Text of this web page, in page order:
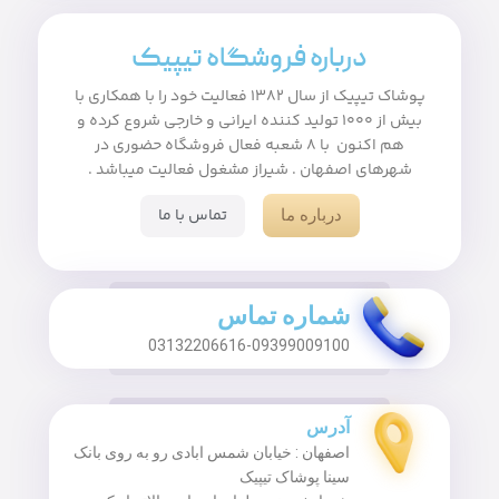
درباره فروشگاه تیپیک
پوشاک تیپیک از سال ۱۳۸۲ فعالیت خود را با همکاری با
بیش از ۱۰۰۰ تولید کننده ایرانی و خارجی شروع کرده و
هم اکنون با ۸ شعبه فعال فروشگاه حضوری در
شهرهای اصفهان . شیراز مشغول فعالیت میباشد .
درباره ما تماس با ما
شماره تماس
03132206616-09399009100
آدرس
اصفهان : خیابان شمس ابادی رو به روی بانک
سینا پوشاک تیپیک